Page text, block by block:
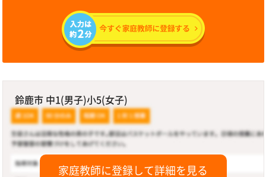
鈴鹿市 中1(男子)小5(女子)
家庭教師に登録して詳細を見る